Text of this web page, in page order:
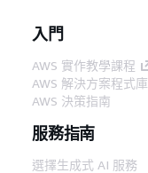
入門
AWS 實作教學課程
AWS 解決方案程式庫
AWS 決策指南
服務指南
選擇生成式 AI 服務